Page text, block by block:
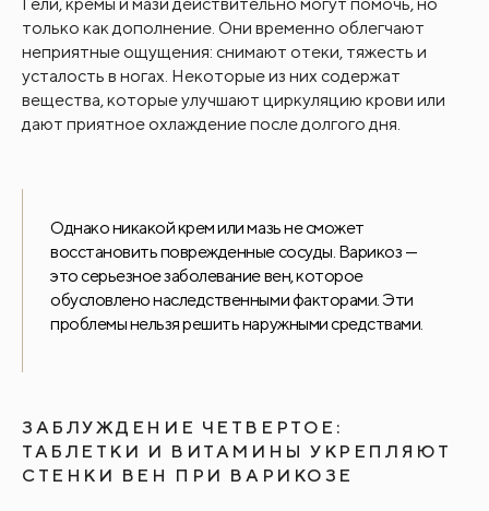
только как дополнение. Они временно облегчают
неприятные ощущения: снимают отеки, тяжесть и
усталость в ногах. Некоторые из них содержат
вещества, которые улучшают циркуляцию крови или
дают приятное охлаждение после долгого дня.
Однако никакой крем или мазь не сможет
восстановить поврежденные сосуды. Варикоз —
это серьезное заболевание вен, которое
обусловлено наследственными факторами. Эти
проблемы нельзя решить наружными средствами.
ЗАБЛУЖДЕНИЕ ЧЕТВЕРТОЕ:
ТАБЛЕТКИ И ВИТАМИНЫ УКРЕПЛЯЮТ
СТЕНКИ ВЕН ПРИ ВАРИКОЗЕ